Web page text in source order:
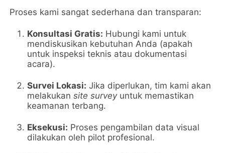
Proses kami sangat sederhana dan transparan:
Konsultasi Gratis: Hubungi kami untuk
mendiskusikan kebutuhan Anda (apakah
untuk inspeksi teknis atau dokumentasi
acara).
Survei Lokasi: Jika diperlukan, tim kami akan
melakukansite surveyuntuk memastikan
keamanan terbang.
Eksekusi: Proses pengambilan data visual
dilakukan oleh pilot profesional.